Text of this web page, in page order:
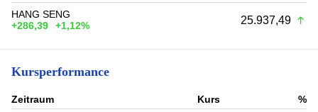
HANG SENG
+286,39
+1,12% 25.937,49
Kursperformance
Zeitraum Kurs
%